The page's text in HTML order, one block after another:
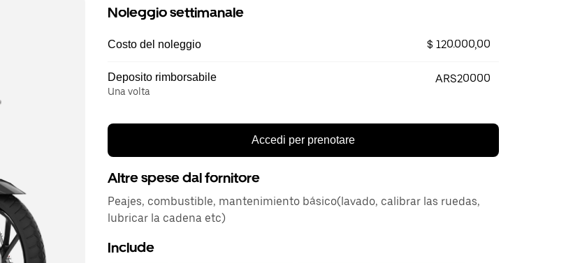
Noleggio settimanale
Costo del noleggio $ 120.000,00
Deposito rimborsabile
Una volta
ARS20000
Accedi per prenotare
Altre spese dal fornitore
Peajes, combustible, mantenimiento básico(lavado, calibrar las ruedas,
lubricar la cadena etc)
Include